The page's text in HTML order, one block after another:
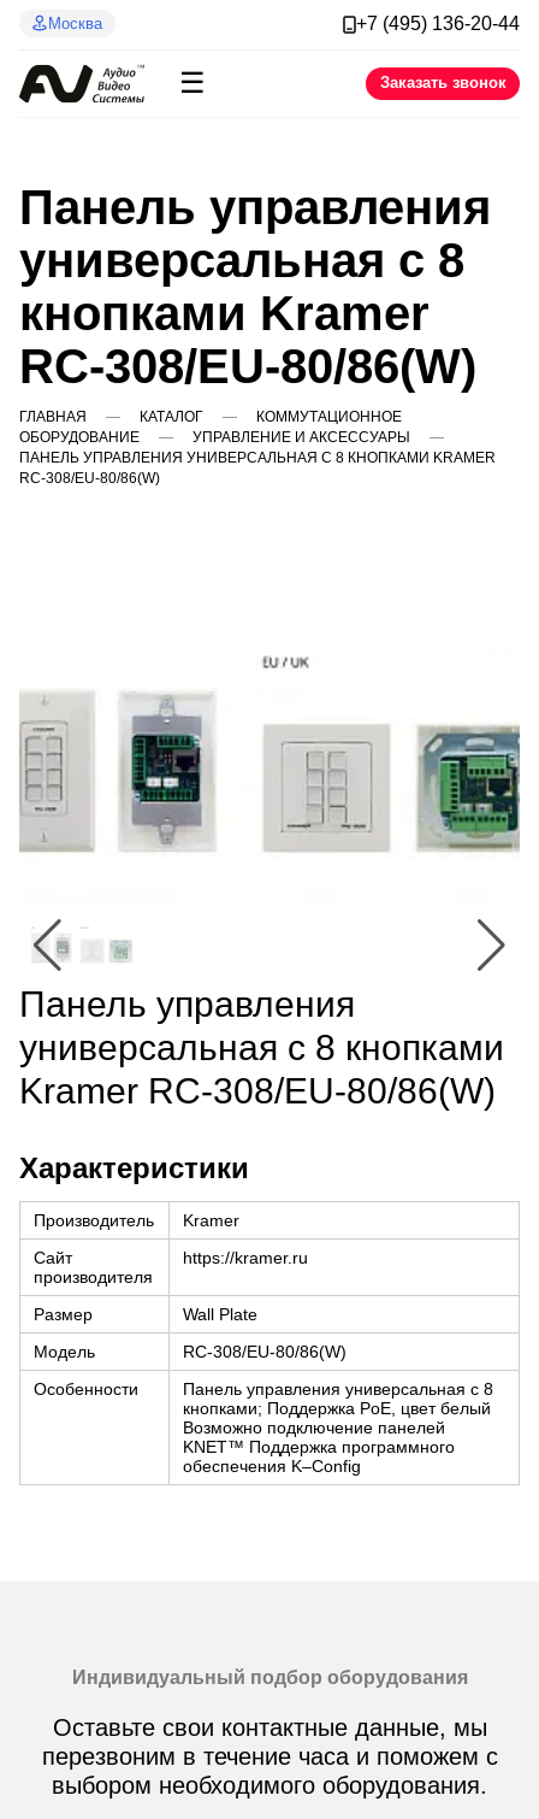
Москва +7 (495) 136-20-44
☰ Заказать звонок
Панель управления
универсальная с 8
кнопками Kramer
RC-308/EU-80/86(W)
ГЛАВНАЯ КАТАЛОГ
КОММУТАЦИОННОЕ
ОБОРУДОВАНИЕ
УПРАВЛЕНИЕ И АКСЕССУАРЫ
ПАНЕЛЬ УПРАВЛЕНИЯ УНИВЕРСАЛЬНАЯ С 8 КНОПКАМИ KRAMER
RC-308/EU-80/86(W)
Панель управления
универсальная с 8 кнопками
Kramer RC-308/EU-80/86(W)
Характеристики
Производитель
Kramer
Сайт
производителя
https://kramer.ru
Размер
Wall Plate
Модель
RC-308/EU-80/86(W)
Особенности
Панель управления универсальная с 8
кнопками; Поддержка PoE, цвет белый
Возможно подключение панелей
KNET™ Поддержка программного
обеспечения K–Config
Индивидуальный подбор оборудования
Оставьте свои контактные данные, мы
перезвоним в течение часа и поможем с
выбором необходимого оборудования.